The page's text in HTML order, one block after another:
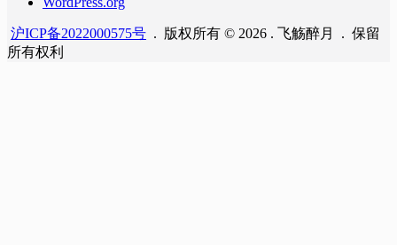
沪ICP备2022000575号 . 版权所有 © 2026 . 飞觞醉月 . 保留
所有权利